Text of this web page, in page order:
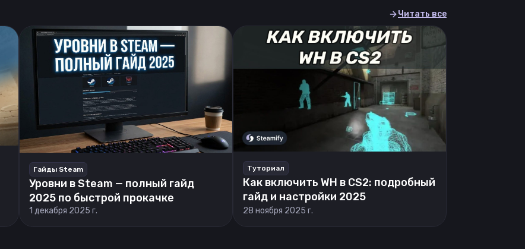
Читать все
Гайды Steam
Уровни в Steam — полный гайд
2025 по быстрой прокачке
1 декабря 2025 г.
Туториал
Как включить WH в CS2: подробный
гайд и настройки 2025
28 ноября 2025 г.